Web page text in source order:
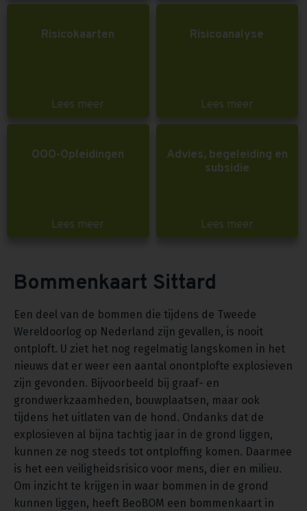
Risicokaarten
Lees meer
Risicoanalyse
Lees meer
OOO-Opleidingen
Lees meer
Advies, begeleiding en
subsidie
Lees meer
Bommenkaart Sittard
Een deel van de bommen die tijdens de Tweede
Wereldoorlog op Nederland zijn gevallen, is nooit
ontploft. U ziet het nog regelmatig langskomen in het
nieuws dat er weer een aantal onontplofte explosieven
zijn gevonden. Bijvoorbeeld bij graaf- en
grondwerkzaamheden, bouwplaatsen, maar ook
tijdens het uitlaten van de hond. Ondanks dat de
explosieven al bijna tachtig jaar in de grond liggen,
kunnen ze nog steeds tot ontploffing komen. Daarmee
is het een veiligheidsrisico voor mens, dier en milieu.
Om inzicht te krijgen in waar bommen in de grond
kunnen liggen, heeft BeoBOM een bommenkaart in